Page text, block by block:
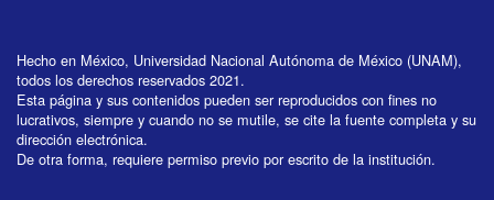
Hecho en México, Universidad Nacional Autónoma de México (UNAM),
todos los derechos reservados 2021.
Esta página y sus contenidos pueden ser reproducidos con fines no
lucrativos, siempre y cuando no se mutile, se cite la fuente completa y su
dirección electrónica.
De otra forma, requiere permiso previo por escrito de la institución.